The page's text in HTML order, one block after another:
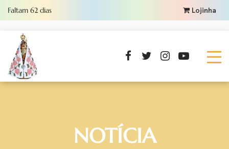
Faltam 62 dias Lojinha
NOTÍCIA